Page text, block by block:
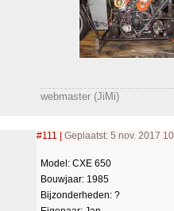
webmaster (JiMi)
#111 Geplaatst: 5 nov. 2017
Model: CXE 650
Bouwjaar: 1985
Bijzonderheden: ?